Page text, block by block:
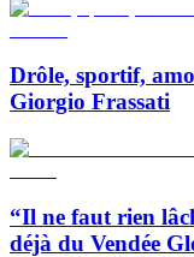
Drôle, sportif,
Giorgio Frassati
“Il ne faut rien
déjà du Vendée